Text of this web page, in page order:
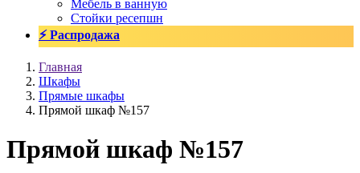
Мебель в ванную
Стойки ресепшн
⚡ Распродажа
Главная
Шкафы
Прямые шкафы
Прямой шкаф №157
Прямой шкаф №157